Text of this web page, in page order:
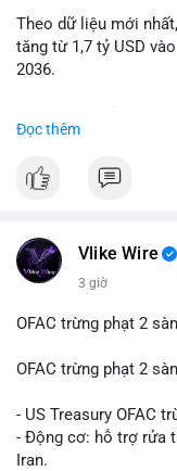
Lời khuyên: Nhà đầu
khi giao dịch được
ưu tiên quản trị rủi ro
#btcmempool65k
Theo dữ liệu mới
tăng từ 1,7 tỷ USD
2036.
hàng năm (CAGR) ấn
Điều gì đang thúc
Đọc thêm
Vlike Wire
3 giờ
OFAC trừng phạt 2
OFAC trừng phạt 2
- US Treasury OFAC
- Động cơ: hỗ trợ rửa
Iran.